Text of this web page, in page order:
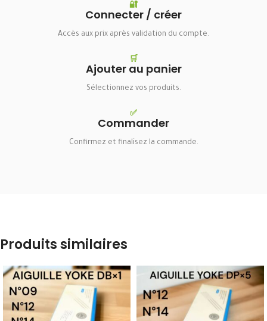
🔐
Connecter / créer
Accès aux prix après validation du compte.
🛒
Ajouter au panier
Sélectionnez vos produits.
✅
Commander
Confirmez et finalisez la commande.
Produits similaires